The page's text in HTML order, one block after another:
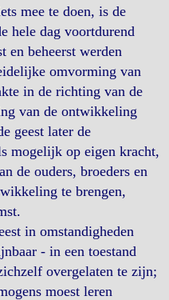
mee te doen, is de
hele dag voortdurend
en beheerst werden
omvorming van
in de richting van de
van de ontwikkeling
geest later de
mogelijk op eigen kracht,
de ouders, broeders en
te brengen,
in omstandigheden
- in een toestand
overgelaten te zijn;
moest leren